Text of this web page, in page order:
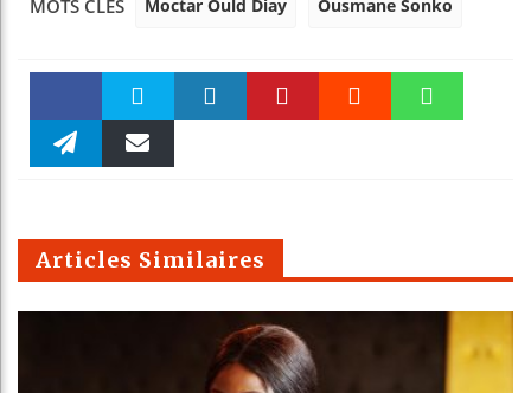
MOTS CLÉS Moctar Ould Diay Ousmane Sonko
Faceboo Twitter
m
Articles Similaires